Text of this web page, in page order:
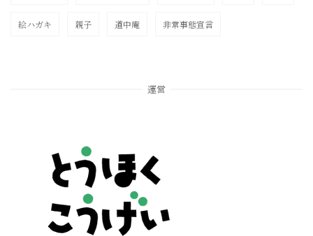
絵ハガキ 親子 道中庵 非常事態宣言
運営